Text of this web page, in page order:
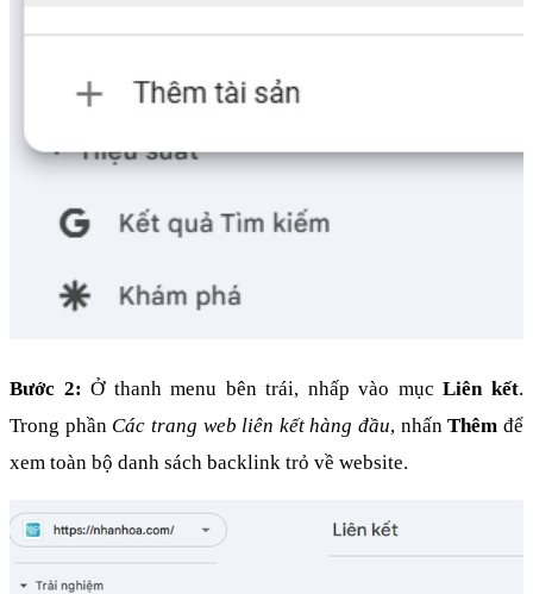
Bước 2: Ở thanh menu bên trái, nhấp vào mục Liên kết.
Trong phần Các trang web liên kết hàng đầu, nhấn Thêm để
xem toàn bộ danh sách backlink trỏ về website.